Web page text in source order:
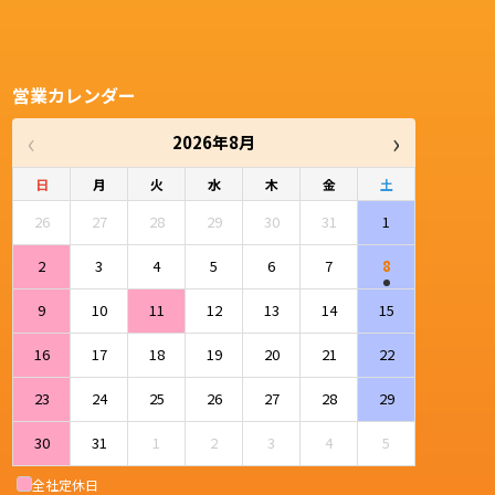
営業カレンダー
‹ 2026年8月 ›
日 月 火 水 木 金 土
26 27 28 29 30 31 1
2 3 4 5 6 7 8
9 10 11 12 13 14 15
16 17 18 19 20 21 22
23 24 25 26 27 28 29
30 31 1 2 3 4 5
全社定休日